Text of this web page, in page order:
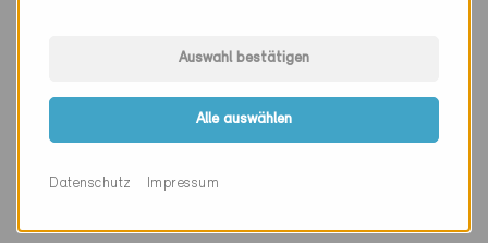
Firma
Mettauer AG
Auswahl bestätigen
Alle auswählen
Datenschutz Impressum